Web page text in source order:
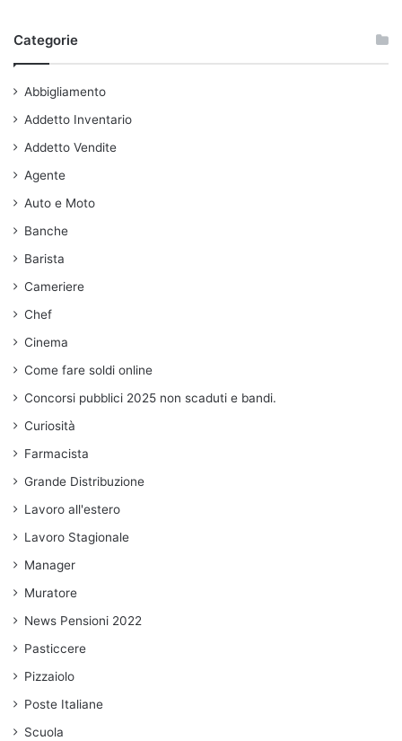
Categorie
Abbigliamento
Addetto Inventario
Addetto Vendite
Agente
Auto e Moto
Banche
Barista
Cameriere
Chef
Cinema
Come fare soldi online
Concorsi pubblici 2025 non scaduti e bandi.
Curiosità
Farmacista
Grande Distribuzione
Lavoro all'estero
Lavoro Stagionale
Manager
Muratore
News Pensioni 2022
Pasticcere
Pizzaiolo
Poste Italiane
Scuola